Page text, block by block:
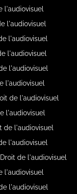
l'audiovisuel
l'audiovisuel
l'audiovisuel
l'audiovisuel
l'audiovisuel
l'audiovisuel
de l'audiovisuel
l'audiovisuel
de l'audiovisuel
l'audiovisuel
de l'audiovisuel
l'audiovisuel
l'audiovisuel